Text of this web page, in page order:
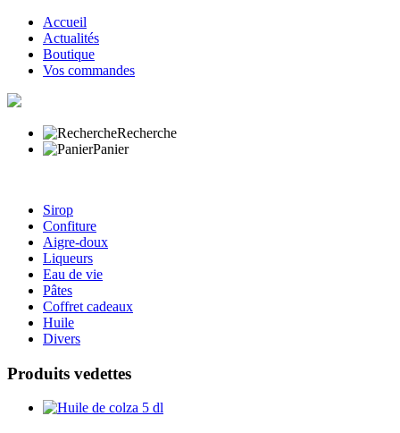
Accueil
Actualités
Boutique
Vos commandes
Recherche
Panier
Sirop
Confiture
Aigre-doux
Liqueurs
Eau de vie
Pâtes
Coffret cadeaux
Huile
Divers
Produits vedettes